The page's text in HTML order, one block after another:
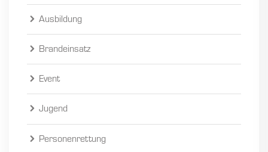
Ausbildung
Brandeinsatz
Event
Jugend
Personenrettung